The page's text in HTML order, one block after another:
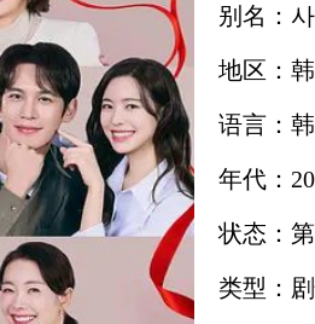
别名：
地区：
语言：
年代：
状态：
类型：